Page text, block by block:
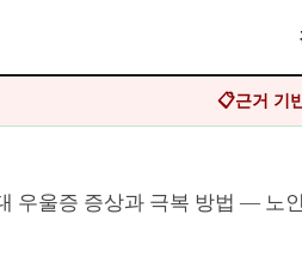
📋근거 기
우울증 증상과 극복 방법 — 노